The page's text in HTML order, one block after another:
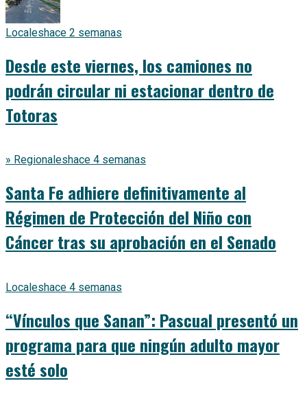
Localeshace 2 semanas
Desde este viernes, los camiones no
podrán circular ni estacionar dentro de
Totoras
» Regionaleshace 4 semanas
Santa Fe adhiere definitivamente al
Régimen de Protección del Niño con
Cáncer tras su aprobación en el Senado
Localeshace 4 semanas
“Vínculos que Sanan”: Pascual presentó un
programa para que ningún adulto mayor
esté solo